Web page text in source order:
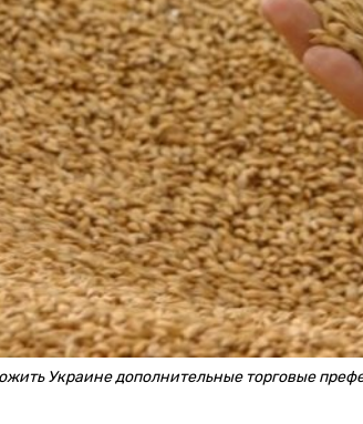
Украине дополнительные торговые